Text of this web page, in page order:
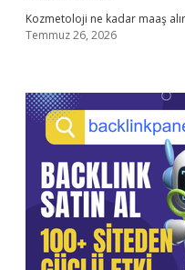
Kozmetoloji ne kadar maaş
Temmuz 26, 2026